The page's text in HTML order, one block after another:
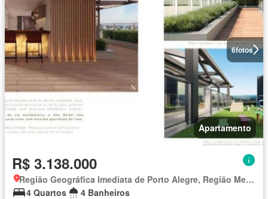
6fotos
Apartamento
R$ 3.138.000
Região Geográfica Imediata de Porto Alegre, Região Metropolitana de Porto Alegre
4 Quartos
4 Banheiros